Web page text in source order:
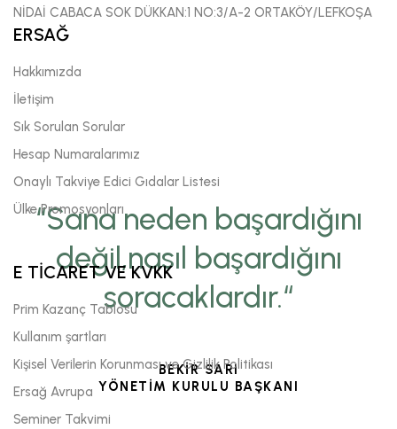
“Sana neden başardığını
değil,nasıl başardığını
soracaklardır.“
BEKİR SARI
YÖNETİM KURULU BAŞKANI
NİDAİ CABACA SOK DÜKKAN:1 NO:3/A-2 ORTAKÖY/LEFKOŞA
ERSAĞ
Hakkımızda
İletişim
Sık Sorulan Sorular
Hesap Numaralarımız
Onaylı Takviye Edici Gıdalar Listesi
Ülke Promosyonları
E TİCARET VE KVKK
Prim Kazanç Tablosu
Kullanım şartları
Kişisel Verilerin Korunması ve Gizlilik Politikası
Ersağ Avrupa
Seminer Takvimi